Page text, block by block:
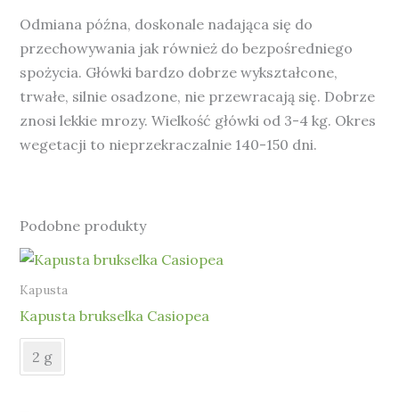
Odmiana późna, doskonale nadająca się do
przechowywania jak również do bezpośredniego
spożycia. Główki bardzo dobrze wykształcone,
trwałe, silnie osadzone, nie przewracają się. Dobrze
znosi lekkie mrozy. Wielkość główki od 3-4 kg. Okres
wegetacji to nieprzekraczalnie 140-150 dni.
Podobne produkty
Kapusta
Kapusta brukselka Casiopea
2 g